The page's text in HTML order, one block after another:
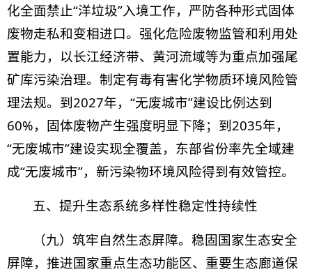
化全面禁止“洋垃圾”入境工作，严防各种形式固体
废物走私和变相进口。强化危险废物监管和利用处
置能力，以长江经济带、黄河流域等为重点加强尾
矿库污染治理。制定有毒有害化学物质环境风险管
理法规。到2027年，“无废城市”建设比例达到
60%，固体废物产生强度明显下降；到2035年，
“无废城市”建设实现全覆盖，东部省份率先全域建
成“无废城市”，新污染物环境风险得到有效管控。
五、提升生态系统多样性稳定性持续性
（九）筑牢自然生态屏障。稳固国家生态安全
屏障，推进国家重点生态功能区、重要生态廊道保